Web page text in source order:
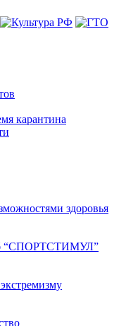
карантина
здоровья
“СПОРТСТИМУЛ”